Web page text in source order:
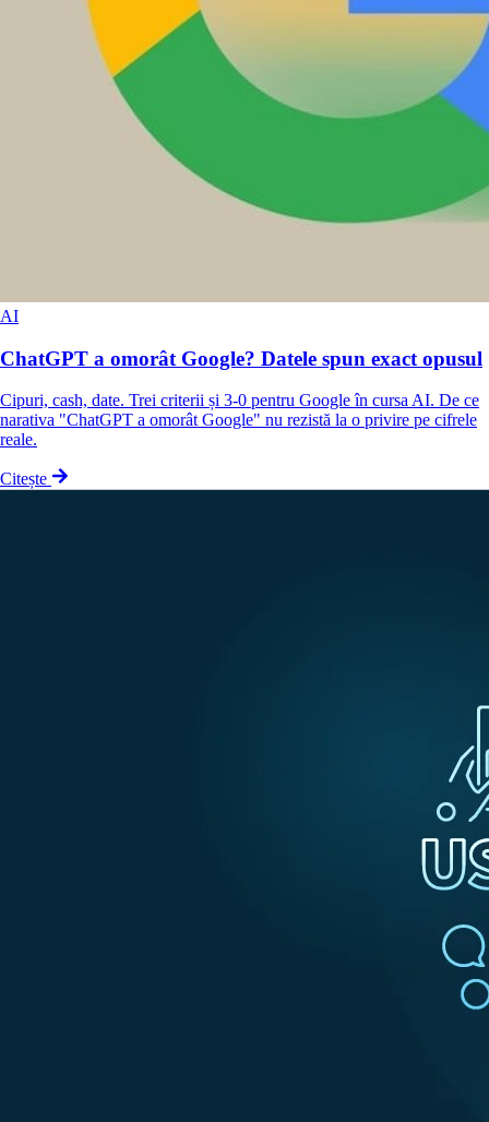
AI
ChatGPT a omorât Google? Datele spun exact opusul
Cipuri, cash, date. Trei criterii și 3-0 pentru Google în cursa AI. De ce
narativa "ChatGPT a omorât Google" nu rezistă la o privire pe cifrele
reale.
Citește